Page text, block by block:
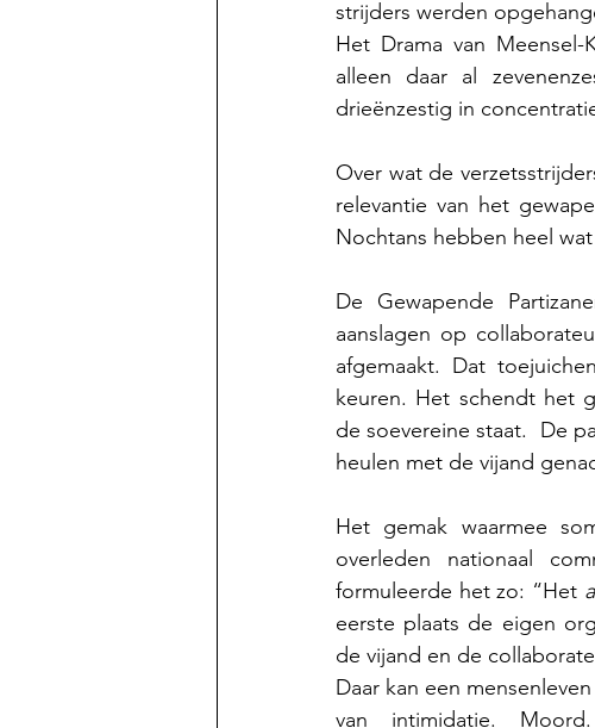
strijders werden
Het Drama van
alleen daar al
drieënzestig in
Over wat de
relevantie van het
Nochtans hebben heel
De Gewapende
aanslagen op
afgemaakt. Dat
keuren. Het schendt het
de soevereine staat.  De
heulen met de vijand
Het gemak waarmee
overleden nationaal
formuleerde het zo: “Het
eerste plaats de eigen
de vijand en de
Daar kan een